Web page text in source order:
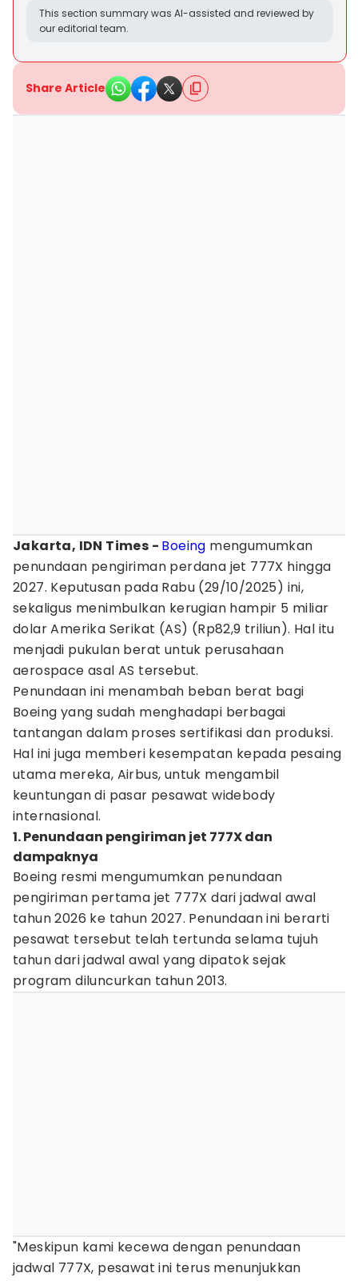
This section summary was AI-assisted and reviewed by
our editorial team.
Share Article
Jakarta, IDN Times - Boeing mengumumkan
penundaan pengiriman perdana jet 777X hingga
2027. Keputusan pada Rabu (29/10/2025) ini,
sekaligus menimbulkan kerugian hampir 5 miliar
dolar Amerika Serikat (AS) (Rp82,9 triliun). Hal itu
menjadi pukulan berat untuk perusahaan
aerospace asal AS tersebut.
Penundaan ini menambah beban berat bagi
Boeing yang sudah menghadapi berbagai
tantangan dalam proses sertifikasi dan produksi.
Hal ini juga memberi kesempatan kepada pesaing
utama mereka, Airbus, untuk mengambil
keuntungan di pasar pesawat widebody
internasional.
1. Penundaan pengiriman jet 777X dan
dampaknya
Boeing resmi mengumumkan penundaan
pengiriman pertama jet 777X dari jadwal awal
tahun 2026 ke tahun 2027. Penundaan ini berarti
pesawat tersebut telah tertunda selama tujuh
tahun dari jadwal awal yang dipatok sejak
program diluncurkan tahun 2013.​
"Meskipun kami kecewa dengan penundaan
jadwal 777X, pesawat ini terus menunjukkan